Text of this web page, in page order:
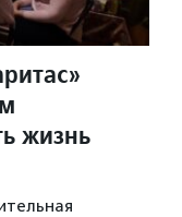
жизнь